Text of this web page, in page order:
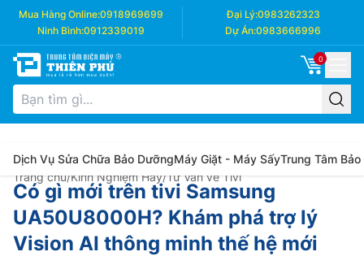
Mua Hàng Online:0918969699 Đại Lý:0983262323
Ninh Bình:0912339019 Dự Án:0983666996
0
Dịch Vụ Sửa Chữa Bảo DưỡngMáy Giặt - Máy SấyTrung Tâm Bảo
Trang chủ/Kinh Nghiệm Hay/Tư Vấn về Tivi
Có gì mới trên tivi Samsung
UA50U8000H? Khám phá trợ lý
Vision AI thông minh thế hệ mới